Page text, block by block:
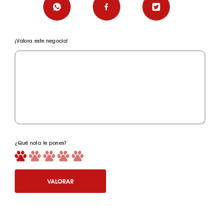
¡Valora este negocio!
¿Qué nota le pones?
VALORAR